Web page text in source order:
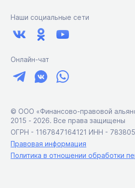
Наши социальные сети
Онлайн-чат
© ООО «Финансово-правовой
2015 ‑ 2026. Все права защищены
ОГРН - 1167847164121 ИНН -
Правовая информация
Политика в отношении обработки